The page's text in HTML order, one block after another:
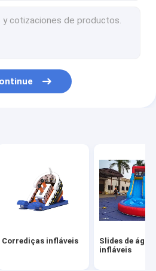
Corrediças infláveis
Slides de água
infláveis